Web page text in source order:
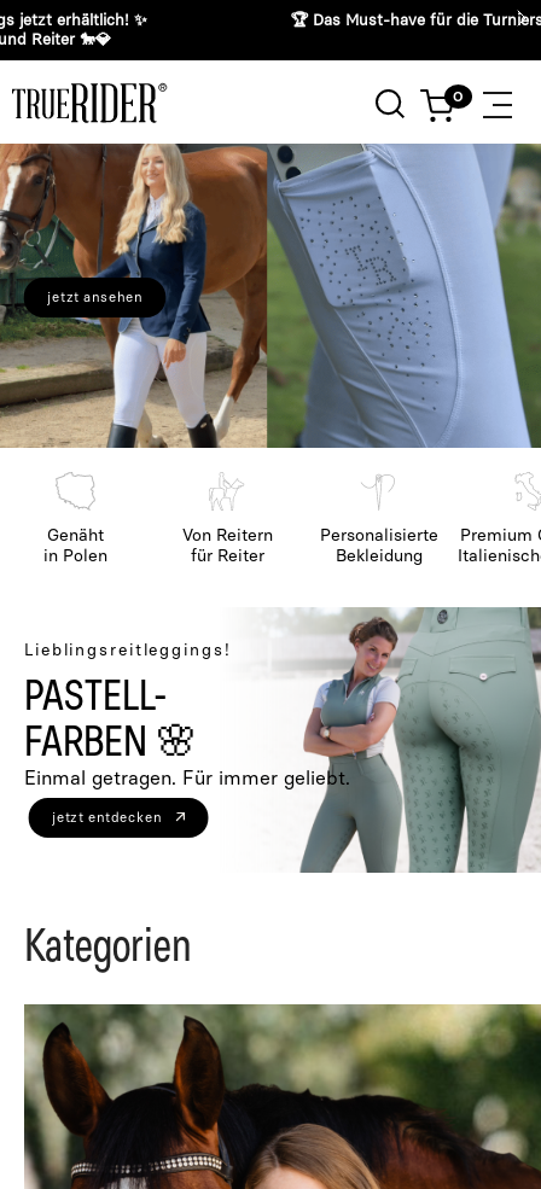
🏆 Das Must-have für die Turniersaison!
jetzt ansehen
Genäht
in Polen
Von Reitern
für Reiter
Personalisierte
Bekleidung
Premium
Lieblingsreitleggings!
PASTELL-
FARBEN 🌸
Einmal getragen. Für immer geliebt.
jetzt entdecken
Kategorien